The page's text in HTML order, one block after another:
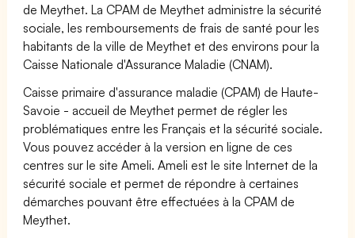
de Meythet. La CPAM de Meythet administre la sécurité
sociale, les remboursements de frais de santé pour les
habitants de la ville de Meythet et des environs pour la
Caisse Nationale d'Assurance Maladie (CNAM).
Caisse primaire d'assurance maladie (CPAM) de Haute-
Savoie - accueil de Meythet permet de régler les
problématiques entre les Français et la sécurité sociale.
Vous pouvez accéder à la version en ligne de ces
centres sur le site Ameli. Ameli est le site Internet de la
sécurité sociale et permet de répondre à certaines
démarches pouvant être effectuées à la CPAM de
Meythet.